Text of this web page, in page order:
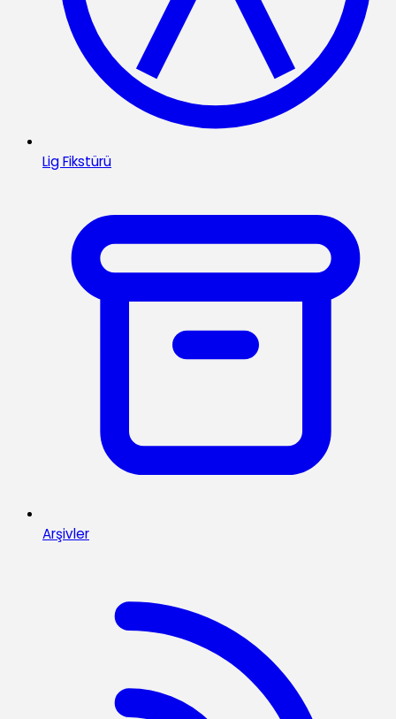
Lig Fikstürü
Arşivler